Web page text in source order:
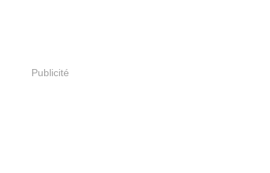
Publicité